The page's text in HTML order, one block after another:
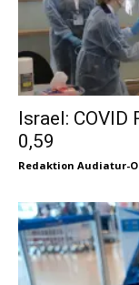
Israel:
0,59
Redaktion Audiatur-